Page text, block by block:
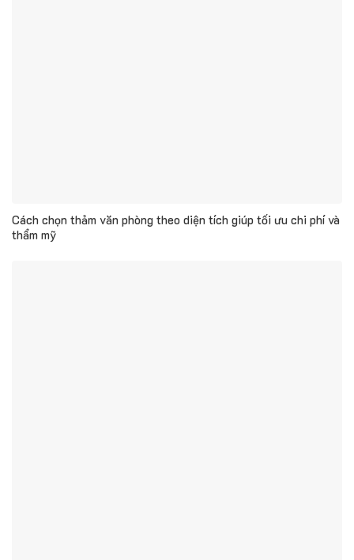
Cách chọn thảm văn phòng theo diện tích giúp tối ưu chi phí và
thẩm mỹ